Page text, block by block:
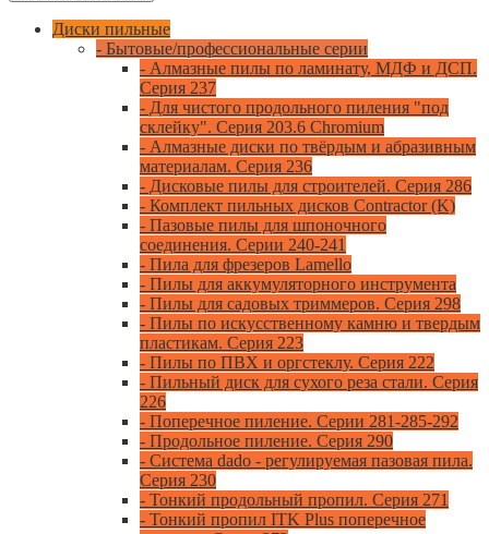
Диски пильные
- Бытовые/профессиональные серии
- Алмазные пилы по ламинату, МДФ и ДСП.
Серия 237
- Для чистого продольного пиления "под
склейку". Серия 203.6 Chromium
- Алмазные диски по твёрдым и абразивным
материалам. Серия 236
- Дисковые пилы для строителей. Серия 286
- Комплект пильных дисков Contractor (K)
- Пазовые пилы для шпоночного
соединения. Серии 240-241
- Пила для фрезеров Lamello
- Пилы для аккумуляторного инструмента
- Пилы для садовых триммеров. Серия 298
- Пилы по искусственному камню и твердым
пластикам. Серия 223
- Пилы по ПВХ и оргстеклу. Серия 222
- Пильный диск для сухого реза стали. Серия
226
- Поперечное пиление. Серии 281-285-292
- Продольное пиление. Серия 290
- Система dado - регулируемая пазовая пила.
Серия 230
- Тонкий продольный пропил. Серия 271
- Тонкий пропил ITK Plus поперечное